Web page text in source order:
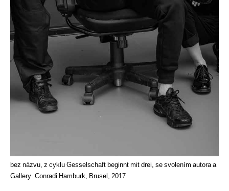
bez názvu, z cyklu Gesselschaft beginnt mit drei, se svolením autora a
Gallery Conradi Hamburk, Brusel, 2017